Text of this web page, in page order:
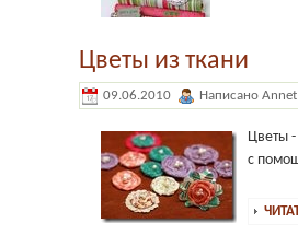
Цветы из ткани
09.06.2010 Написано Annet
Цветы
с